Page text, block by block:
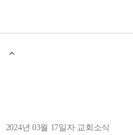
2024년 03월 17일자 교회소식